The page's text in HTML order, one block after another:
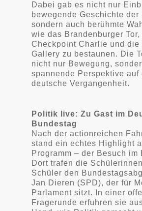
Dabei gab es nicht nur
bewegende Geschichte der
sondern auch berühmte
wie das Brandenburger Tor,
Checkpoint Charlie und die
Gallery zu bestaunen. Die
nicht nur Bewegung,
spannende Perspektive auf
deutsche Vergangenheit.
Politik live: Zu Gast im
Bundestag
Nach der actionreichen
stand ein echtes Highlight
Programm – der Besuch im
Dort trafen die
Schüler den
Jan Dieren (SPD), der für
Parlament sitzt. In einer
Fragerunde erfuhren sie